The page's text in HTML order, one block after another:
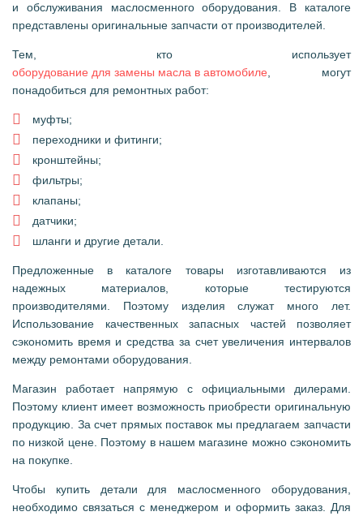
и обслуживания маслосменного оборудования. В каталоге
представлены оригинальные запчасти от производителей.
Тем, кто использует
оборудование для замены масла в автомобиле , могут
понадобиться для ремонтных работ:
муфты;
переходники и фитинги;
кронштейны;
фильтры;
клапаны;
датчики;
шланги и другие детали.
Предложенные в каталоге товары изготавливаются из
надежных материалов, которые тестируются
производителями. Поэтому изделия служат много лет.
Использование качественных запасных частей позволяет
сэкономить время и средства за счет увеличения интервалов
между ремонтами оборудования.
Магазин работает напрямую с официальными дилерами.
Поэтому клиент имеет возможность приобрести оригинальную
продукцию. За счет прямых поставок мы предлагаем запчасти
по низкой цене. Поэтому в нашем магазине можно сэкономить
на покупке.
Чтобы купить детали для маслосменного оборудования,
необходимо связаться с менеджером и оформить заказ. Для